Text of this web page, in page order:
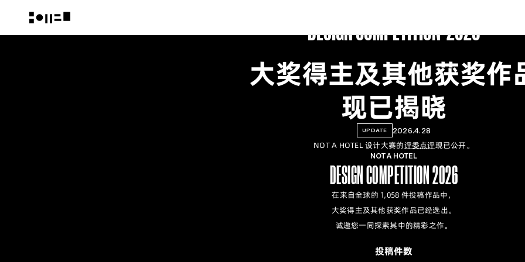
DESIGN COMPETITION  2026
大奖得主及其他获奖作
现已揭晓
UPDATE 2026.4.28
NOT A HOTEL 设计大赛的评委点评现已公开。
NOT A HOTEL
DESIGN COMPETITION 2026
在来自全球的 1,058 件投稿作品中，
大奖得主及其他获奖作品已经选出。
诚邀您一同探索其中的精彩之作。
投稿件数